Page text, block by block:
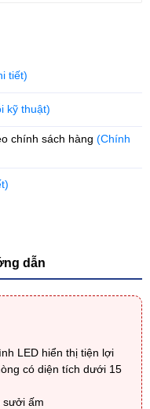
tiết)
kỹ thuật)
chính sách hàng (Chính
dẫn
LED hiển thị tiện lợi
có diện tích dưới 15
sưởi ấm